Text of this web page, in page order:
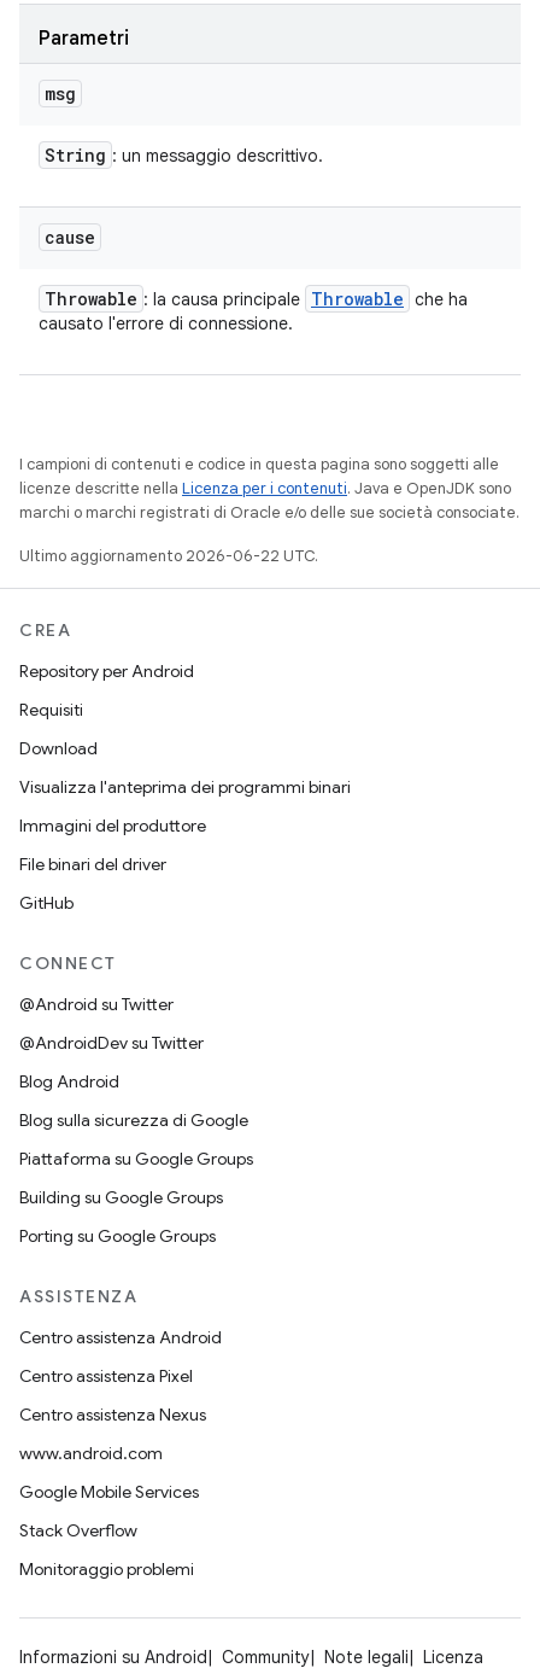
Parametri
msg
String : un messaggio descrittivo.
cause
Throwable : la causa principale Throwable che ha
causato l'errore di connessione.
I campioni di contenuti e codice in questa pagina sono soggetti alle
licenze descritte nella Licenza per i contenuti. Java e OpenJDK sono
marchi o marchi registrati di Oracle e/o delle sue società consociate.
Ultimo aggiornamento 2026-06-22 UTC.
CREA
Repository per Android
Requisiti
Download
Visualizza l'anteprima dei programmi binari
Immagini del produttore
File binari del driver
GitHub
CONNECT
@Android su Twitter
@AndroidDev su Twitter
Blog Android
Blog sulla sicurezza di Google
Piattaforma su Google Groups
Building su Google Groups
Porting su Google Groups
ASSISTENZA
Centro assistenza Android
Centro assistenza Pixel
Centro assistenza Nexus
www.android.com
Google Mobile Services
Stack Overflow
Monitoraggio problemi
Informazioni su Android Community Note legali
Licenza